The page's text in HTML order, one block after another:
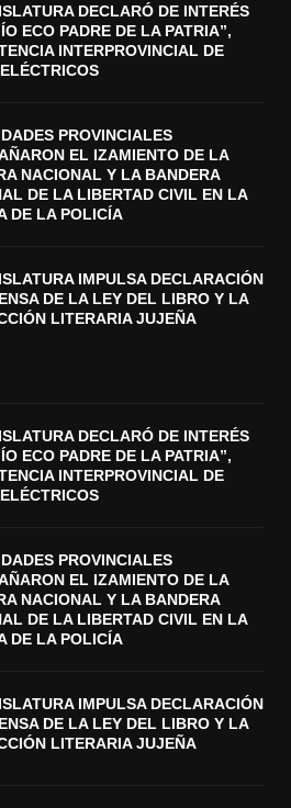
DECLARÓ DE INTERÉS
ECO PADRE DE LA PATRIA”,
INTERPROVINCIAL DE
PROVINCIALES
EL IZAMIENTO DE LA
NACIONAL Y LA BANDERA
DE LA LIBERTAD CIVIL EN LA
DE LA POLICÍA
IMPULSA DECLARACIÓN
DE LA LEY DEL LIBRO Y LA
LITERARIA JUJEÑA
DECLARÓ DE INTERÉS
ECO PADRE DE LA PATRIA”,
INTERPROVINCIAL DE
PROVINCIALES
EL IZAMIENTO DE LA
NACIONAL Y LA BANDERA
DE LA LIBERTAD CIVIL EN LA
DE LA POLICÍA
IMPULSA DECLARACIÓN
DE LA LEY DEL LIBRO Y LA
LITERARIA JUJEÑA